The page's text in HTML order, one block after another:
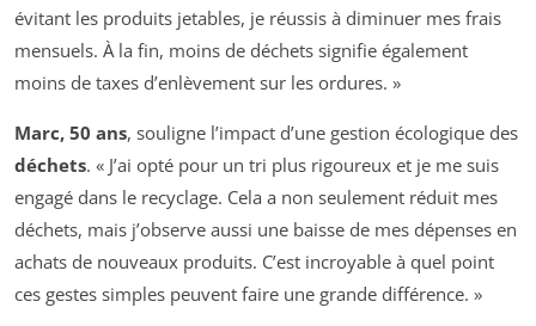
évitant les produits jetables, je réussis à diminuer mes frais
mensuels. À la fin, moins de déchets signifie également
moins de taxes d’enlèvement sur les ordures. »
Marc, 50 ans, souligne l’impact d’une gestion écologique des
déchets. « J’ai opté pour un tri plus rigoureux et je me suis
engagé dans le recyclage. Cela a non seulement réduit mes
déchets, mais j’observe aussi une baisse de mes dépenses en
achats de nouveaux produits. C’est incroyable à quel point
ces gestes simples peuvent faire une grande différence. »